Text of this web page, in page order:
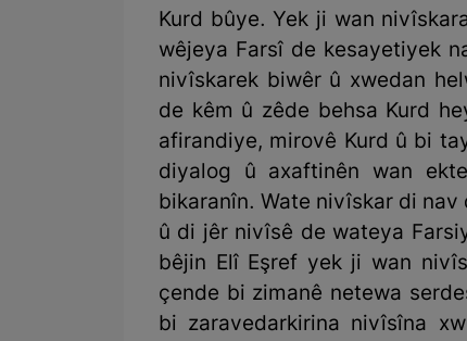
Kurd bûye. Yek ji wan
wêjeya Farsî de kesayetiyek
nivîskarek biwêr û xwedan
de kêm û zêde behsa Kurd
afirandiye, mirovê Kurd û bi
diyalog û axaftinên wan
bikaranîn. Wate nivîskar di
û di jêr nivîsê de wateya
bêjin Elî Eşref yek ji wan
çende bi zimanê netewa
bi zaravedarkirina nivîsîna